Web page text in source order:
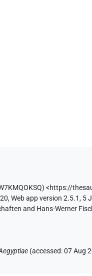
)<https://
Web app version 2.5.1, 5
and Hans-Werner
(accessed:07 Aug